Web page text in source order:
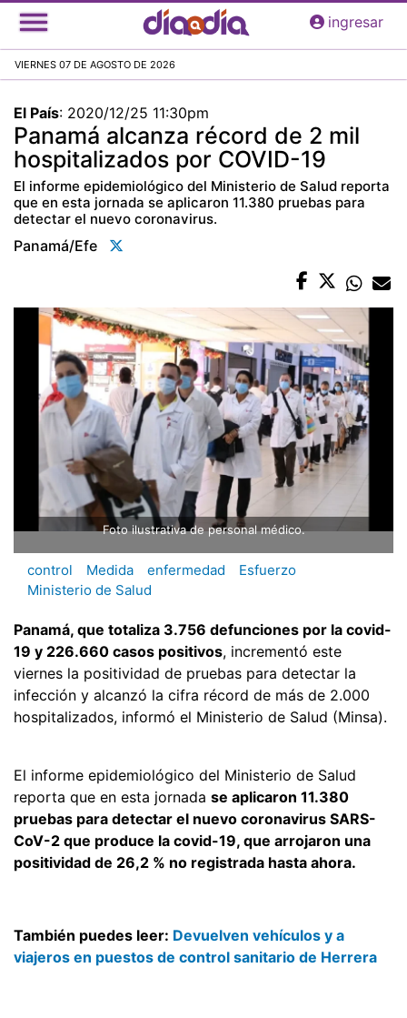
Pasar
al
principal
ingresar
VIERNES 07 DE AGOSTO DE 2026
El País: 2020/12/25 11:30pm
Panamá alcanza récord de 2 mil
hospitalizados por COVID-19
El informe epidemiológico del Ministerio de Salud reporta
que en esta jornada se aplicaron 11.380 pruebas para
detectar el nuevo coronavirus.
Panamá/efe
Foto ilustrativa de personal médico.
control Medida enfermedad
Esfuerzo
Ministerio de Salud
Panamá, que totaliza 3.756 defunciones por la covid-
19 y 226.660 casos positivos, incrementó este
viernes la positividad de pruebas para detectar la
infección y alcanzó la cifra récord de más de 2.000
hospitalizados, informó el Ministerio de Salud (Minsa).
El informe epidemiológico del Ministerio de Salud
reporta que en esta jornada se aplicaron 11.380
pruebas para detectar el nuevo coronavirus SARS-
CoV-2 que produce la covid-19, que arrojaron una
positividad de 26,2 % no registrada hasta ahora.
También puedes leer: Devuelven vehículos y a
viajeros en puestos de control sanitario de Herrera